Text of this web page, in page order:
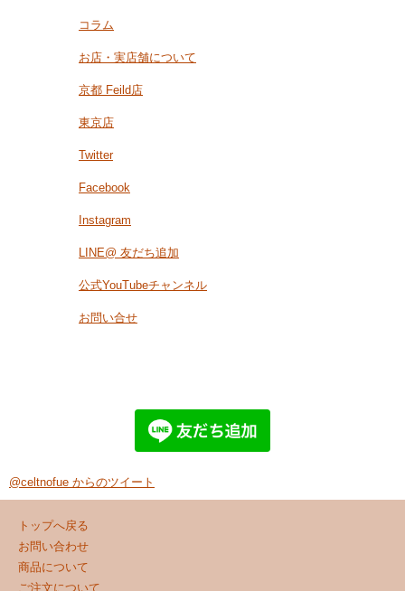
コラム
お店・実店舗について
京都 Feild店
東京店
Twitter
Facebook
Instagram
LINE@ 友だち追加
公式YouTubeチャンネル
お問い合せ
@celtnofue からのツイート
トップへ戻る
お問い合わせ
商品について
ご注文について